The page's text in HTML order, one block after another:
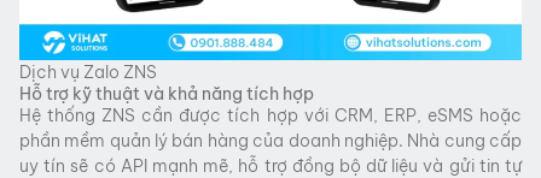
Dịch vụ Zalo ZNS
Hỗ trợ kỹ thuật và khả năng tích hợp
Hệ thống ZNS cần được tích hợp với CRM, ERP, eSMS hoặc
phần mềm quản lý bán hàng của doanh nghiệp. Nhà cung cấp
uy tín sẽ có API mạnh mẽ, hỗ trợ đồng bộ dữ liệu và gửi tin tự